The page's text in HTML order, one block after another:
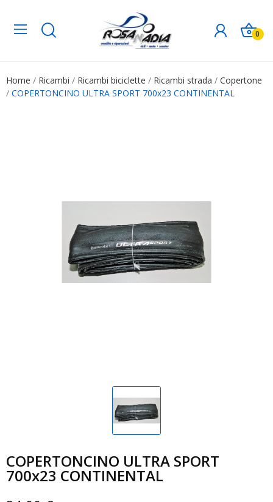
0
Home Ricambi Ricambi biciclette Ricambi strada
Copertone
COPERTONCINO ULTRA SPORT 700x23 CONTINENTAL
COPERTONCINO ULTRA SPORT
700x23 CONTINENTAL